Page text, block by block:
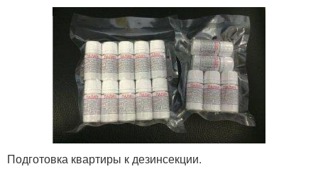
Подготовка квартиры к дезинсекции.